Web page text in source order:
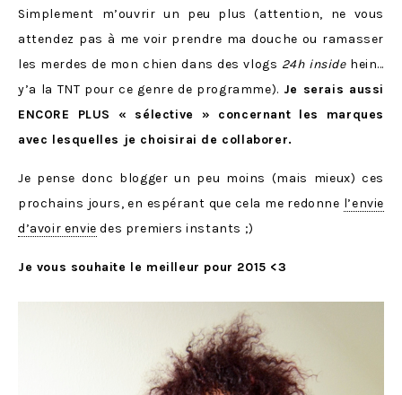
Simplement m’ouvrir un peu plus (attention, ne vous
attendez pas à me voir prendre ma douche ou ramasser
les merdes de mon chien dans des vlogs 24h insidehein…
y’a la TNT pour ce genre de programme). Je serais aussi
ENCORE PLUS « sélective » concernant les marques
avec lesquelles je choisirai de collaborer.
Je pense donc blogger un peu moins (mais mieux) ces
prochains jours, en espérant que cela me redonne l’envie
d’avoir envie des premiers instants ;)
Je vous souhaite le meilleur pour 2015 <3